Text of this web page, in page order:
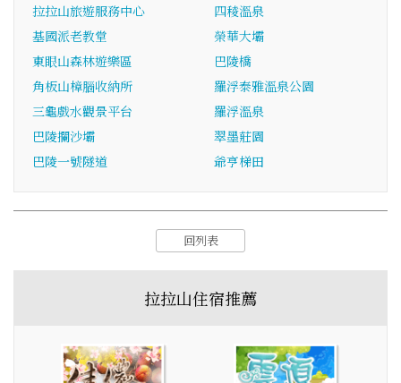
拉拉山旅遊服務中心
四稜溫泉
基國派老教堂
榮華大壩
東眼山森林遊樂區
巴陵橋
角板山樟腦收納所
羅浮泰雅溫泉公園
三龜戲水觀景平台
羅浮溫泉
巴陵攔沙壩
翠墨莊園
巴陵一號隧道
爺亨梯田
回列表
拉拉山住宿推薦